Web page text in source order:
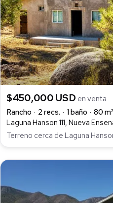
$450,000 USD en venta
Rancho
2 recs. 1 baño
80 m²
Laguna Hanson 111, Nueva
Terreno cerca de Laguna